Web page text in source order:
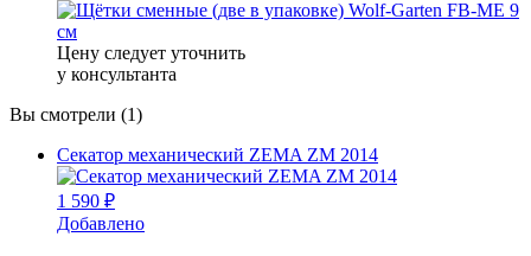
Цену следует уточнить
у консультанта
Вы смотрели (1)
Секатор механический ZEMA ZM 2014
1 590 ₽
Добавлено